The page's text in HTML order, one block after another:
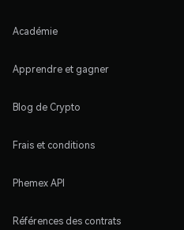
Académie
Apprendre et gagner
Blog de Crypto
Frais et conditions
Phemex API
Références des contrats